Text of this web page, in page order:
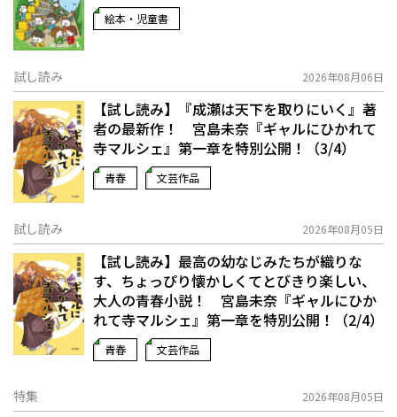
絵本・児童書
試し読み 2026年08月06日
【試し読み】『成瀬は天下を取りにいく』著
者の最新作！ 宮島未奈『ギャルにひかれて
寺マルシェ』第一章を特別公開！（3/4）
青春 文芸作品
試し読み 2026年08月05日
【試し読み】最高の幼なじみたちが織りな
す、ちょっぴり懐かしくてとびきり楽しい、
大人の青春小説！ 宮島未奈『ギャルにひか
れて寺マルシェ』第一章を特別公開！（2/4）
青春 文芸作品
特集 2026年08月05日